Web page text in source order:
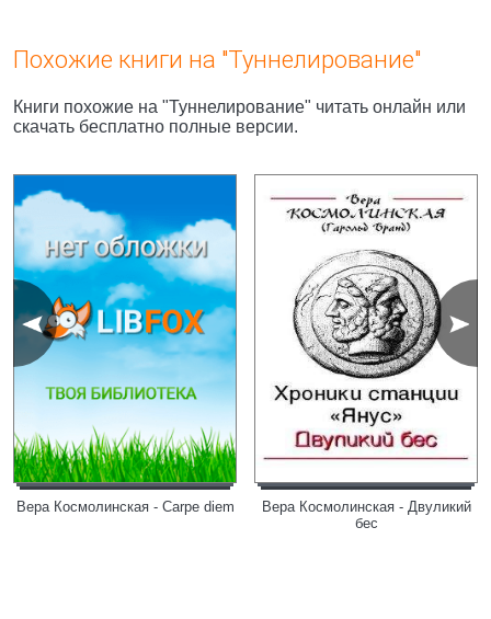
Похожие книги на "Туннелирование"
Книги похожие на "Туннелирование" читать онлайн или
скачать бесплатно полные версии.
Вера Космолинская - Carpe diem
Вера Космолинская - Двуликий
бес